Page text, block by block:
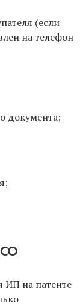
(если
на телефон
документа;
ИП на патенте